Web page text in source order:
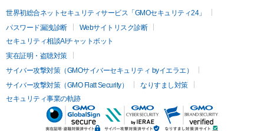
世界初総合ネットセキュリティサービス「GMOセキュリティ24」
パスワード漏洩診断
Webサイトリスク診断
セキュリティ相談AIチャットボット
実在証明・盗聴対策
サイバー攻撃対策（GMOサイバーセキュリティ byイエラエ）
サイバー攻撃対策（GMO Flatt Security）
なりすまし対策
セキュリティ事業の軌跡